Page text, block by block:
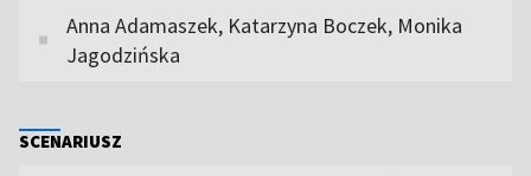
Anna Adamaszek, Katarzyna Boczek, Monika
Jagodzińska
SCENARIUSZ